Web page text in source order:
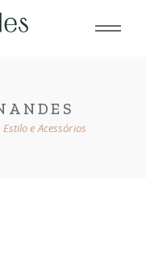
e Acessórios